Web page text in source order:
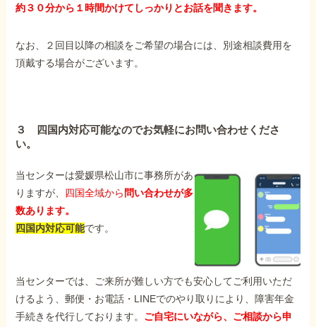
約３０分から１時間かけてしっかりとお話を聞きます。
なお、２回目以降の相談をご希望の場合には、別途相談費用を
頂戴する場合がございます。
３ 四国内対応可能なのでお気軽にお問い合わせくださ
い。
当センターは愛媛県松山市に事務所があ
りますが、 四国全域から 問い合わせが多
数あります。
四国内対応可能です。
当センターでは、ご来所が難しい方でも安心してご利用いただ
けるよう、郵便・お電話・LINEでのやり取りにより、障害年金
手続きを代行しております。 ご自宅にいながら、ご相談から申